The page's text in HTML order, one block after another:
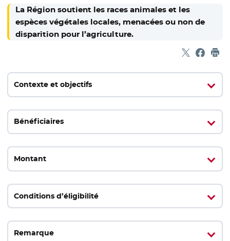
La Région soutient les races animales et les
espèces végétales locales, menacées ou non de
disparition pour l’agriculture.
Partager
- Nouvelle
-
Contexte et objectifs
Bénéficiaires
Montant
Conditions d’éligibilité
Remarque